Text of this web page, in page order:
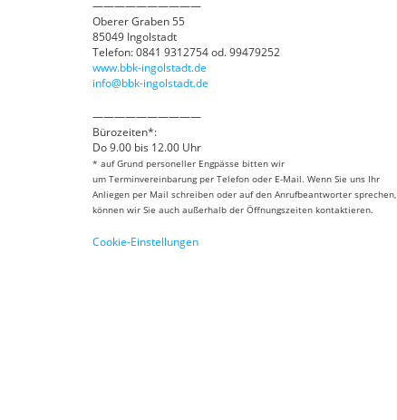
——————————
Oberer Graben 55
85049 Ingolstadt
Telefon: 0841 9312754 od. 99479252
www.bbk-ingolstadt.de
info@bbk-ingolstadt.de
——————————
Bürozeiten*:
Do 9.00 bis 12.00 Uhr
* auf Grund personeller Engpässe bitten wir
um Terminvereinbarung per Telefon oder E-Mail. Wenn Sie uns Ihr
Anliegen per Mail schreiben oder auf den Anrufbeantworter sprechen,
können wir Sie auch außerhalb der Öffnungszeiten kontaktieren.
Cookie-Einstellungen